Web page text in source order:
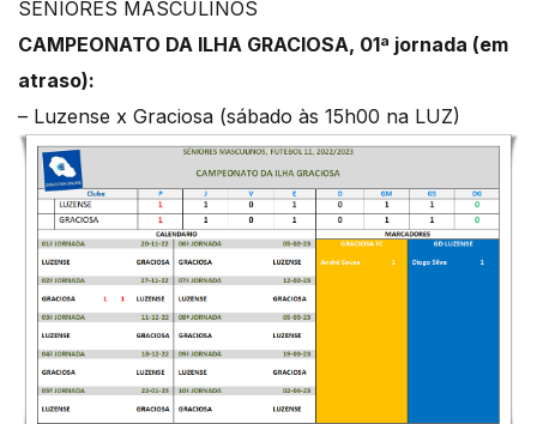
SENIORES MASCULINOS
CAMPEONATO DA ILHA GRACIOSA, 01ª jornada (em
atraso):
– Luzense x Graciosa (sábado às 15h00 na LUZ)